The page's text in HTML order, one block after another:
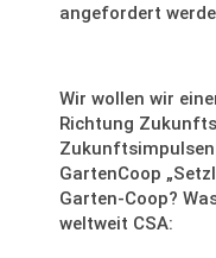
angefordert
Wir wollen wir
Richtung
GartenCoop
Garten-Coop?
weltweit CSA: